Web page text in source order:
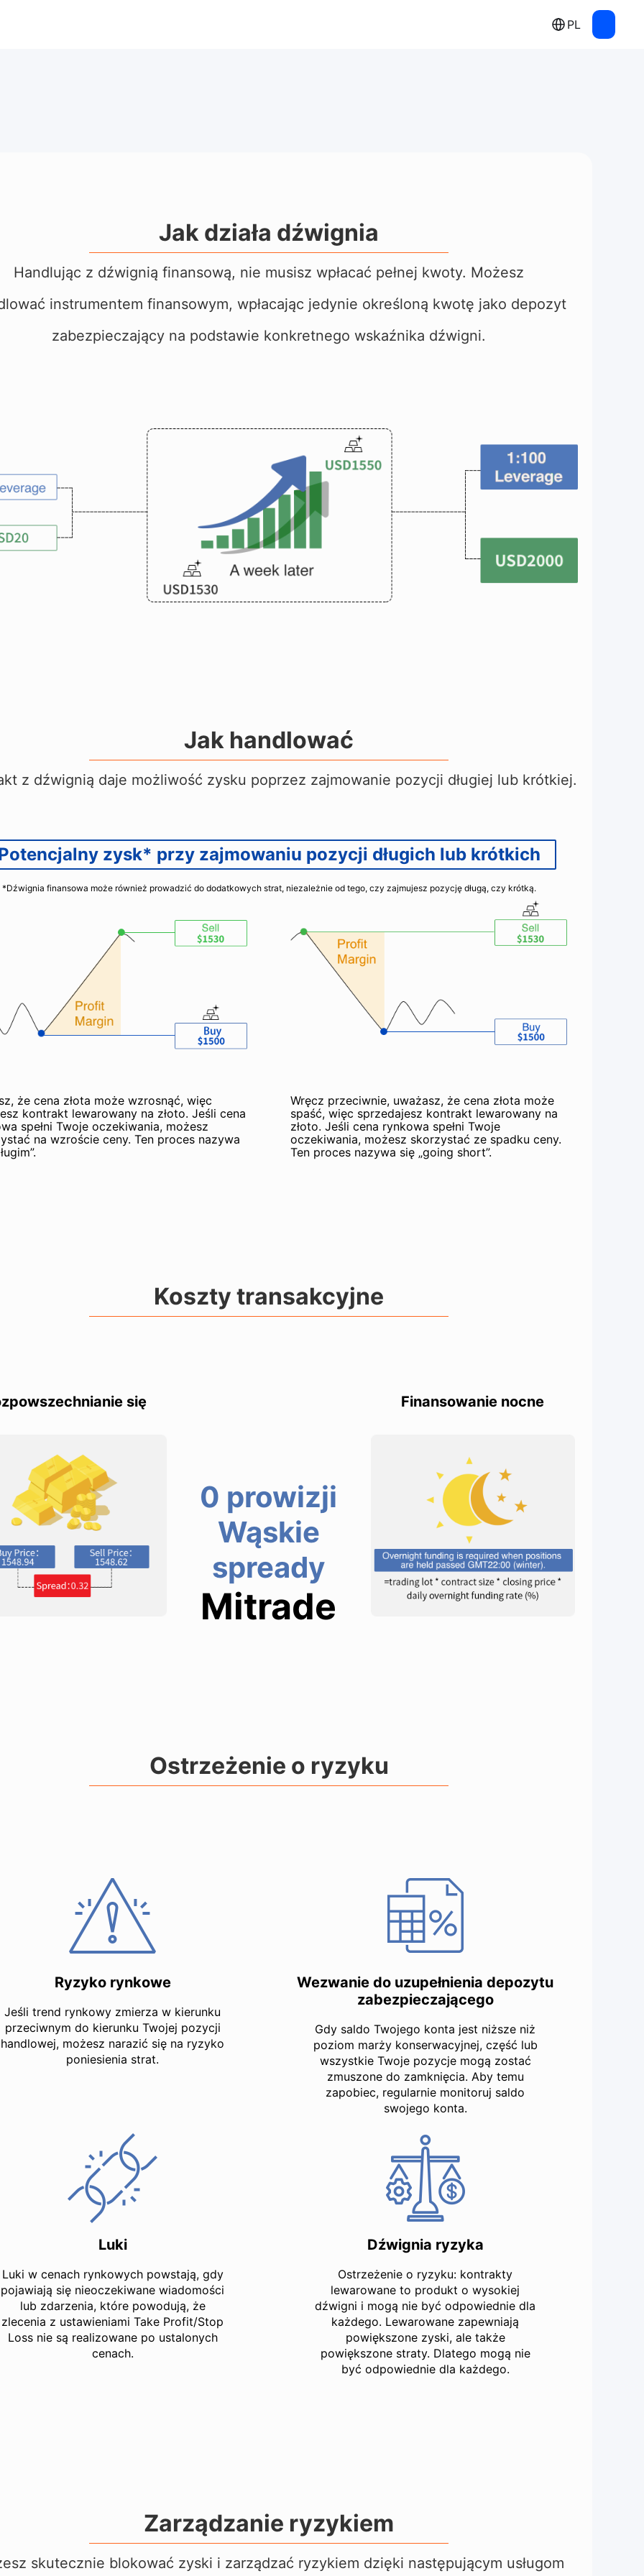
PL
Jak działa dźwignia
Handlując z dźwignią finansową, nie musisz wpłacać pełnej kwoty. Możesz
instrumentem finansowym, wpłacając jedynie określoną kwotę jako depozyt
zabezpieczający na podstawie konkretnego wskaźnika dźwigni.
Jak handlować
z dźwignią daje możliwość zysku poprzez zajmowanie pozycji długiej lub krótkiej.
zysk* przy zajmowaniu pozycji długich lub krótkich
*Dźwignia finansowa może również prowadzić do dodatkowych strat, niezależnie od tego, czy zajmujesz pozycję długą, czy krótką.
że cena złota może wzrosnąć, więc
kontrakt lewarowany na złoto. Jeśli cena
spełni Twoje oczekiwania, możesz
na wzroście ceny. Ten proces nazywa
Wręcz przeciwnie, uważasz, że cena złota może
spaść, więc sprzedajesz kontrakt lewarowany na
złoto. Jeśli cena rynkowa spełni Twoje
oczekiwania, możesz skorzystać ze spadku ceny.
Ten proces nazywa się „going short”.
Koszty transakcyjne
się
0 prowizji
Wąskie
spready
Mitrade
Finansowanie nocne
Ostrzeżenie o ryzyku
Ryzyko rynkowe
Jeśli trend rynkowy zmierza w kierunku
przeciwnym do kierunku Twojej pozycji
handlowej, możesz narazić się na ryzyko
poniesienia strat.
Wezwanie do uzupełnienia depozytu
zabezpieczającego
Gdy saldo Twojego konta jest niższe niż
poziom marży konserwacyjnej, część lub
wszystkie Twoje pozycje mogą zostać
zmuszone do zamknięcia. Aby temu
zapobiec, regularnie monitoruj saldo
swojego konta.
Luki
Luki w cenach rynkowych powstają, gdy
pojawiają się nieoczekiwane wiadomości
lub zdarzenia, które powodują, że
zlecenia z ustawieniami Take Profit/Stop
Loss nie są realizowane po ustalonych
cenach.
Dźwignia ryzyka
Ostrzeżenie o ryzyku: kontrakty
lewarowane to produkt o wysokiej
dźwigni i mogą nie być odpowiednie dla
każdego. Lewarowane zapewniają
powiększone zyski, ale także
powiększone straty. Dlatego mogą nie
być odpowiednie dla każdego.
Zarządzanie ryzykiem
skutecznie blokować zyski i zarządzać ryzykiem dzięki następującym usługom